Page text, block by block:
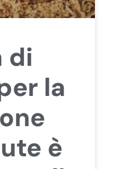
di
la
è